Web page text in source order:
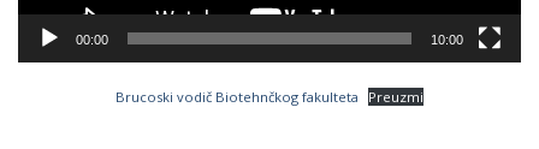
00:00 10:00
Brucoski vodič Biotehnčkog fakulteta Preuzmi